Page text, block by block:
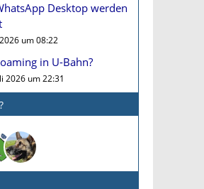
Desktop werden
um 08:22
in U-Bahn?
2026 um 22:31